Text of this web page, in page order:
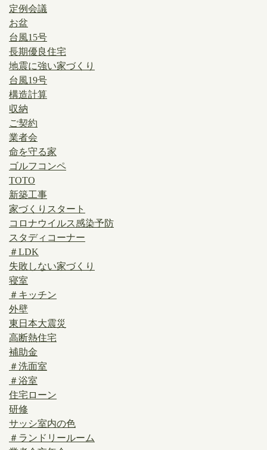
定例会議
お盆
台風15号
長期優良住宅
地震に強い家づくり
台風19号
構造計算
収納
ご契約
業者会
命を守る家
ゴルフコンペ
TOTO
新築工事
家づくりスタート
コロナウイルス感染予防
スタディコーナー
＃LDK
失敗しない家づくり
寝室
＃キッチン
外壁
東日本大震災
高断熱住宅
補助金
＃洗面室
＃浴室
住宅ローン
研修
サッシ室内の色
＃ランドリールーム